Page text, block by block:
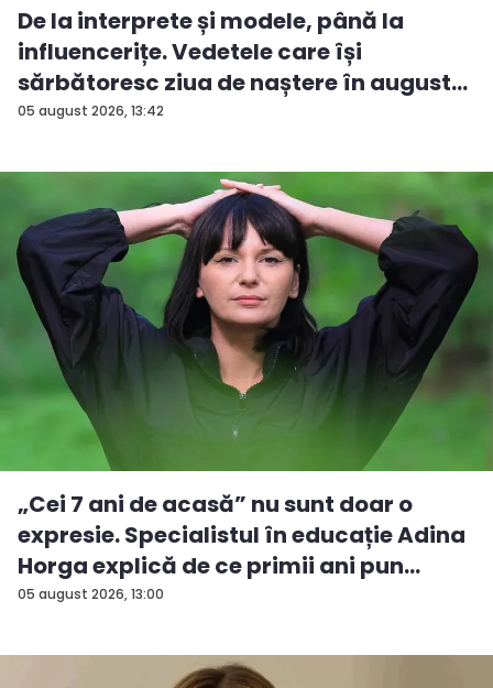
05 august 2026, 13:42
De la interprete și modele, până la
influencerițe. Vedetele care își
sărbătoresc ziua de naștere în august...
05 august 2026, 13:00
„Cei 7 ani de acasă” nu sunt doar o
expresie. Specialistul în educație Adina
Horga explică de ce primii ani pun
baze...